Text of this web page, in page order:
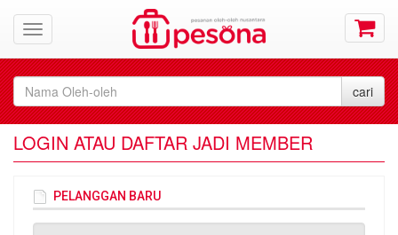
LOGIN ATAU DAFTAR JADI MEMBER
PELANGGAN BARU